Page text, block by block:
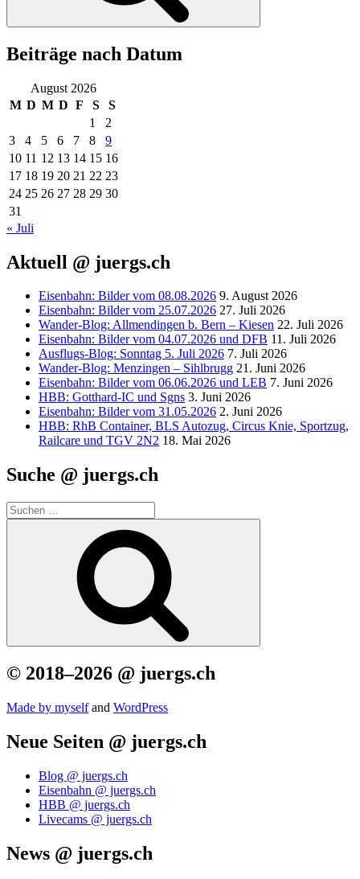
Beiträge nach Datum
August 2026
M D M D F S
S
1
2
3
4 5 6 7 8
9
10 11 12 13 14 15 16
17 18 19 20 21 22 23
24 25 26 27 28 29 30
31
« Juli
Aktuell @ juergs.ch
Eisenbahn: Bilder vom 08.08.2026 9. August 2026
Eisenbahn: Bilder vom 25.07.2026 27. Juli 2026
Wander-Blog: Allmendingen b. Bern – Kiesen 22. Juli 2026
Eisenbahn: Bilder vom 04.07.2026 und DFB 11. Juli 2026
Ausflugs-Blog: Sonntag 5. Juli 2026 7. Juli 2026
Wander-Blog: Menzingen – Sihlbrugg 21. Juni 2026
Eisenbahn: Bilder vom 06.06.2026 und LEB 7. Juni 2026
HBB: Gotthard-IC und Sgns 3. Juni 2026
Eisenbahn: Bilder vom 31.05.2026 2. Juni 2026
HBB: RhB Container, BLS Autozug, Circus Knie, Sportzug,
Railcare und TGV 2N2 18. Mai 2026
Suche @ juergs.ch
Suchen
nach:
© 2018–2026 @ juergs.ch
Made by mys­elfand Word­Press
Neue Seiten @ juergs.ch
Blog @ juergs.ch
Eisenbahn @ juergs.ch
HBB @ juergs.ch
Livecams @ juergs.ch
News @ juergs.ch